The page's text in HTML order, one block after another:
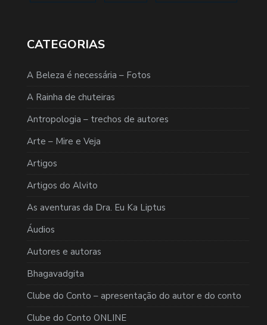
CATEGORIAS
A Beleza é necessária – Fotos
A Rainha de chuteiras
Antropologia – trechos de autores
Arte – Mire e Veja
Artigos
Artigos do Alvito
As aventuras da Dra. Eu Ka Liptus
Áudios
Autores e autoras
Bhagavadgita
Clube do Conto – apresentação do autor e do conto
Clube do Conto ONLINE